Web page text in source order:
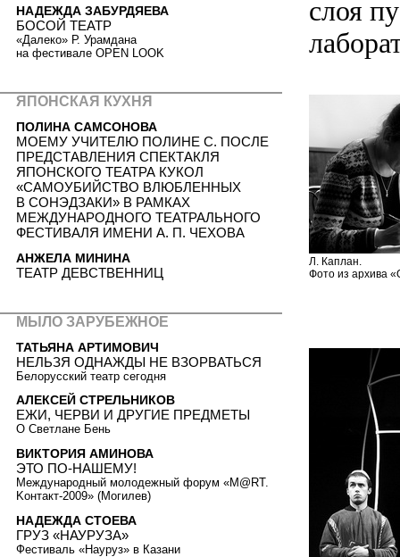
слоя
Л. Каплан.
Фото из архива
НАДЕЖДА ЗАБУРДЯЕВА
БОСОЙ ТЕАТР
«Далеко» Р. Урамдана
на фестивале OPEN LOOK
ЯПОНСКАЯ КУХНЯ
ПОЛИНА САМСОНОВА
МОЕМУ УЧИТЕЛЮ ПОЛИНЕ С. ПОСЛЕ
ПРЕДСТАВЛЕНИЯ СПЕКТАКЛЯ
ЯПОНСКОГО ТЕАТРА КУКОЛ
«САМОУБИЙСТВО ВЛЮБЛЕННЫХ
В СОНЭДЗАКИ» В РАМКАХ
МЕЖДУНАРОДНОГО ТЕАТРАЛЬНОГО
ФЕСТИВАЛЯ ИМЕНИ А. П. ЧЕХОВА
АНЖЕЛА МИНИНА
ТЕАТР ДЕВСТВЕННИЦ
МЫЛО ЗАРУБЕЖНОЕ
ТАТЬЯНА АРТИМОВИЧ
НЕЛЬЗЯ ОДНАЖДЫ НЕ ВЗОРВАТЬСЯ
Белорусский театр сегодня
АЛЕКСЕЙ СТРЕЛЬНИКОВ
ЕЖИ, ЧЕРВИ И ДРУГИЕ ПРЕДМЕТЫ
О Светлане Бень
ВИКТОРИЯ АМИНОВА
ЭТО ПО-НАШЕМУ!
Международный молодежный форум «М@RT.
Kонтакт-2009» (Могилев)
НАДЕЖДА СТОЕВА
ГРУЗ «НАУРУЗА»
Фестиваль «Науруз» в Казани